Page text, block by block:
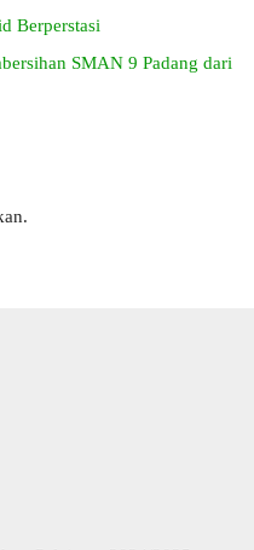
Berperstasi
SMAN 9 Padang dari